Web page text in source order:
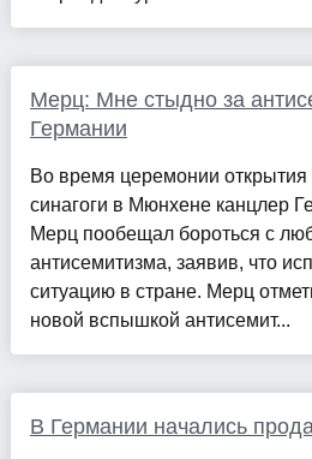
Мерц: Мне стыдно за
Германии
Во время церемонии открытия
синагоги в Мюнхене канцлер
Мерц пообещал бороться с
антисемитизма, заявив, что
ситуацию в стране. Мерц
новой вспышкой антисемит...
В Германии начались